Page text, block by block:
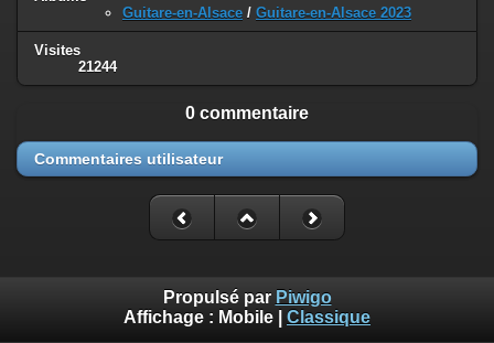
Guitare-en-Alsace / Guitare-en-Alsace 2023
Visites
21244
0 commentaire
Commentaires utilisateur
Propulsé par Piwigo
Affichage : Mobile Classique